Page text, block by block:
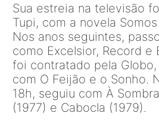
Sua estreia na televisão
Tupi, com a novela
Nos anos seguintes,
como Excelsior, Record e
foi contratado pela
com O Feijão e o Sonho.
18h, seguiu com À
(1977) e Cabocla (1979).